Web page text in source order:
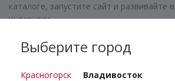
каталоге, запустите сайт и развивайте
интернете.
Выберите город
Красногорск Владивосток